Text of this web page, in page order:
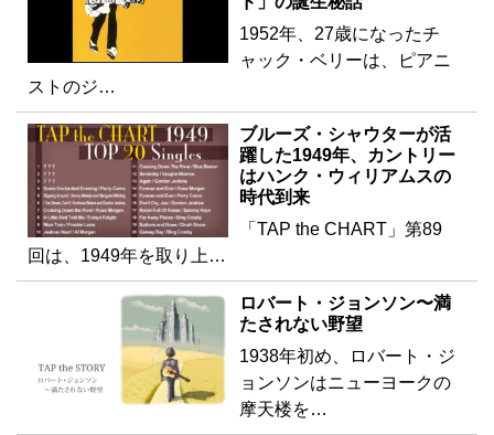
1952年、27歳になったチ
ャック・ベリーは、ピアニ
ストのジ…
ブルーズ・シャウターが活
躍した1949年、カントリー
はハンク・ウィリアムスの
時代到来
「TAP the CHART」第89
回は、1949年を取り上…
ロバート・ジョンソン〜満
たされない野望
1938年初め、ロバート・ジ
ョンソンはニューヨークの
摩天楼を…